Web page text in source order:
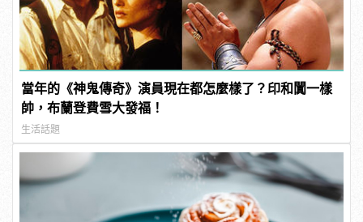
當年的《神鬼傳奇》演員現在都怎麼樣了？印和闐一樣
帥，布蘭登費雪大發福！
生活話題